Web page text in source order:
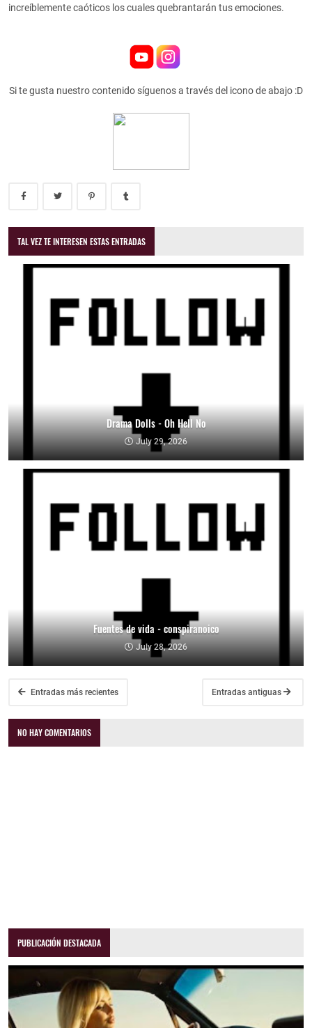
increíblemente caóticos los cuales quebrantarán tus emociones.
Si te gusta nuestro contenido síguenos a través del icono de abajo :D
TAL VEZ TE INTERESEN ESTAS ENTRADAS
Drama Dolls - Oh Hell No
July 29, 2026
Fuentes de vida - conspiranoico
July 28, 2026
Entradas más recientes Entradas antiguas
NO HAY COMENTARIOS
PUBLICACIÓN DESTACADA